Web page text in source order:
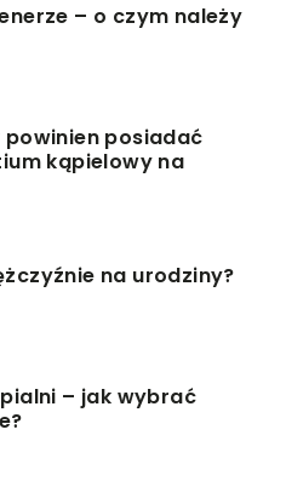
– o czym należy
powinien posiadać
kąpielowy na
na urodziny?
– jak wybrać